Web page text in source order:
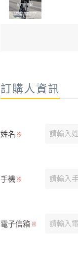
訂購人資訊
姓名 ※
手機 ※
電子信箱 ※